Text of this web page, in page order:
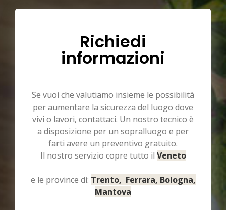
Richiedi
informazioni
Se vuoi che valutiamo insieme le possibilità
per aumentare la sicurezza del luogo dove
vivi o lavori, contattaci. Un nostro tecnico è
a disposizione per un sopralluogo e per
farti avere un preventivo gratuito.
Il nostro servizio copre tutto il Veneto
e le province di: Trento, Ferrara, Bologna,
Mantova